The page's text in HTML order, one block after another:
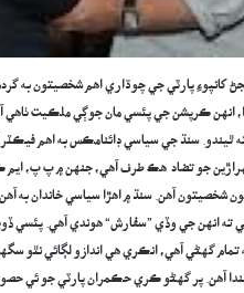
کانپوءِ پارٽي جي چوڌاري اهم شخصيتون به
انهن ڪرپشن جي پئسي مان جوڳي ملڪيت ٺاهي
سنڌ جي سياسي ڊائنامڪس به اهم
جو تضاد هڪ طرف آهي، جنهن ۾ پ پ، ايم
شخصيتون آهن. سنڌ ۾ اهڙا سياسي خاندان به
انهن جي وڏي ”سفارش“ هوندي آهي. پئسي
تمام گهڻي آهي، انڪري هي اندازو لڳائي
آهن. پر گهڻو ڪري حڪمران پارٽي جو ئي حصو